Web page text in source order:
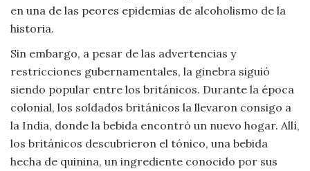
en una de las peores epidemias de alcoholismo de la
historia.
Sin embargo, a pesar de las advertencias y
restricciones gubernamentales, la ginebra siguió
siendo popular entre los británicos. Durante la época
colonial, los soldados británicos la llevaron consigo a
la India, donde la bebida encontró un nuevo hogar. Allí,
los británicos descubrieron el tónico, una bebida
hecha de quinina, un ingrediente conocido por sus